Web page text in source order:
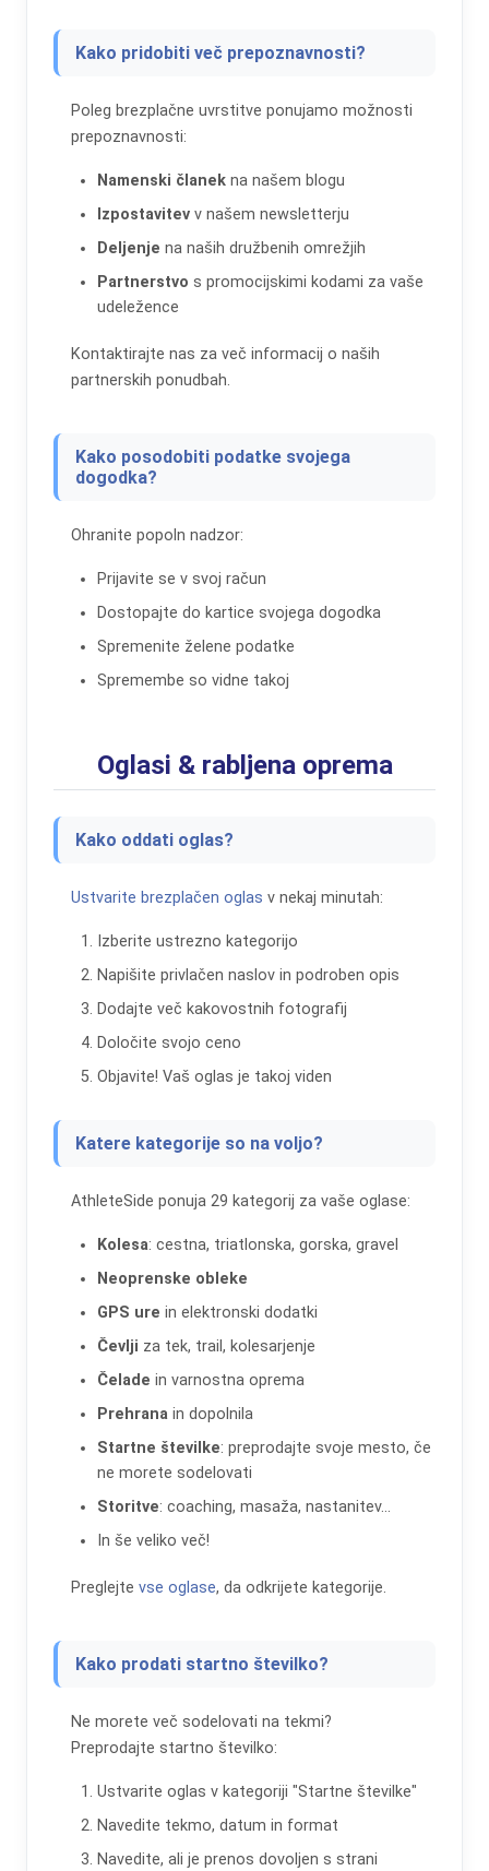
Kako pridobiti več prepoznavnosti?
Poleg brezplačne uvrstitve ponujamo možnosti
prepoznavnosti:
Namenski članek na našem blogu
Izpostavitev v našem newsletterju
Deljenje na naših družbenih omrežjih
Partnerstvo s promocijskimi kodami za vaše
udeležence
Kontaktirajte nas za več informacij o naših
partnerskih ponudbah.
Kako posodobiti podatke svojega
dogodka?
Ohranite popoln nadzor:
Prijavite se v svoj račun
Dostopajte do kartice svojega dogodka
Spremenite želene podatke
Spremembe so vidne takoj
Oglasi & rabljena oprema
Kako oddati oglas?
Ustvarite brezplačen oglas v nekaj minutah:
Izberite ustrezno kategorijo
Napišite privlačen naslov in podroben opis
Dodajte več kakovostnih fotografij
Določite svojo ceno
Objavite! Vaš oglas je takoj viden
Katere kategorije so na voljo?
AthleteSide ponuja 29 kategorij za vaše oglase:
Kolesa: cestna, triatlonska, gorska, gravel
Neoprenske obleke
GPS ure in elektronski dodatki
Čevlji za tek, trail, kolesarjenje
Čelade in varnostna oprema
Prehrana in dopolnila
Startne številke: preprodajte svoje mesto, če
ne morete sodelovati
Storitve: coaching, masaža, nastanitev...
In še veliko več!
Preglejte vse oglase, da odkrijete kategorije.
Kako prodati startno številko?
Ne morete več sodelovati na tekmi?
Preprodajte startno številko:
Ustvarite oglas v kategoriji "Startne številke"
Navedite tekmo, datum in format
Navedite, ali je prenos dovoljen s strani